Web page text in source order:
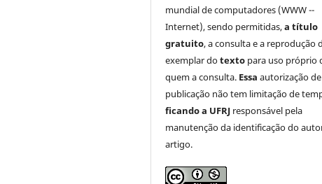
mundial de computadores (WWW --
Internet), sendo permitidas,a título
gratuito, a consulta e a reprodução
exemplar dotexto para uso próprio
quem a consulta. Essa autorização de
publicação não tem limitação de
ficando a UFRJ responsável pela
manutenção da identificação do
artigo.